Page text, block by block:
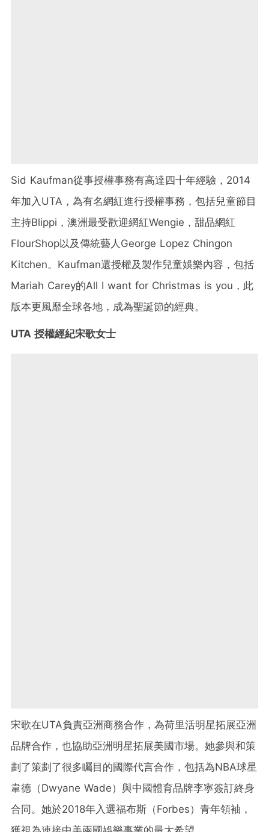
Sid Kaufman從事授權事務有高達四十年經驗，2014
年加入UTA，為有名網紅進行授權事務，包括兒童節目
主持Blippi，澳洲最受歡迎網紅Wengie，甜品網紅
FlourShop以及傳統藝人George Lopez Chingon
Kitchen。Kaufman還授權及製作兒童娛樂內容，包括
Mariah Carey的All I want for Christmas is you，此
版本更風靡全球各地，成為聖誕節的經典。
UTA 授權經紀宋歌女士
宋歌在UTA負責亞洲商務合作，為荷里活明星拓展亞洲
品牌合作，也協助亞洲明星拓展美國市場。她參與和策
劃了策劃了很多矚目的國際代言合作，包括為NBA球星
韋德（Dwyane Wade）與中國體育品牌李寧簽訂終身
合同。她於2018年入選福布斯（Forbes）青年領袖，